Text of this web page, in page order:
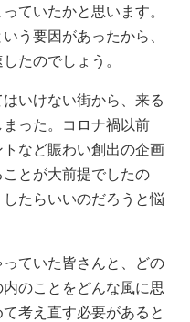
ていたかと思います。
う要因があったから、
たのでしょう。
いけない街から、来る
った。コロナ禍以前
など賑わい創出の企画
とが大前提でしたの
たらいいのだろうと悩
ていた皆さんと、どの
のことをどんな風に思
考え直す必要があると